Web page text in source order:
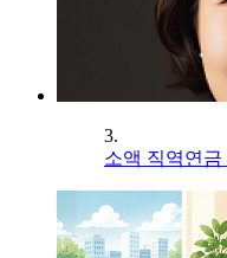
3.
소액 직역연